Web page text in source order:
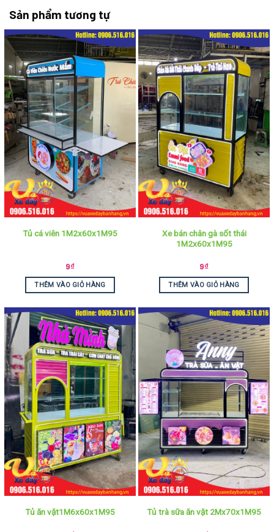
Sản phẩm tương tự
Tủ cá viên 1M2x60x1M95
9₫
THÊM VÀO GIỎ HÀNG
Xe bán chân gà sốt thái
1M2x60x1M95
9₫
THÊM VÀO GIỎ HÀNG
Tủ ăn vặt1M6x60x1M95 Tủ trà sữa ăn vặt 2Mx70x1M95